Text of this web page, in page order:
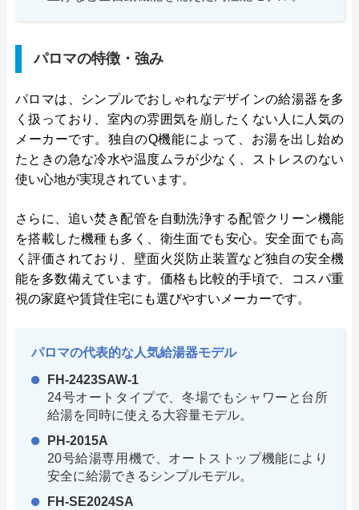
パロマの特徴・強み
パロマは、シンプルでおしゃれなデザインの給湯器を多
く扱っており、室内の雰囲気を崩したくない人に人気の
メーカーです。独自のQ機能によって、お湯を出し始め
たときの急な冷水や温度ムラが少なく、ストレスのない
使い心地が実現されています。
さらに、追い焚き配管を自動洗浄する配管クリーン機能
を搭載した機種も多く、衛生面でも安心。安全面でも高
く評価されており、壁面火災防止装置など独自の安全機
能を多数備えています。価格も比較的手頃で、コスパ重
視の家庭や賃貸住宅にも選びやすいメーカーです。
パロマの代表的な人気給湯器モデル
FH-2423SAW-1
24号オートタイプで、冬場でもシャワーと台所
給湯を同時に使える大容量モデル。
PH-2015A
20号給湯専用機で、オートストップ機能により
安全に給湯できるシンプルモデル。
FH-SE2024SA